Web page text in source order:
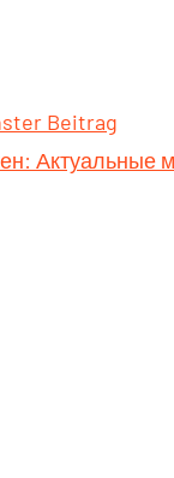
Beitrag
Актуальные